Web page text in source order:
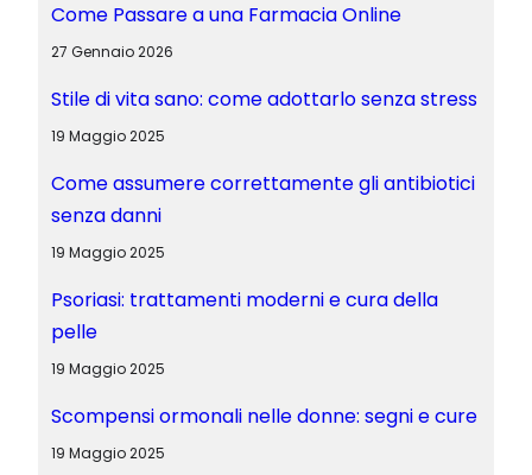
Come Passare a una Farmacia Online
27 Gennaio 2026
Stile di vita sano: come adottarlo senza stress
19 Maggio 2025
Come assumere correttamente gli antibiotici
senza danni
19 Maggio 2025
Psoriasi: trattamenti moderni e cura della
pelle
19 Maggio 2025
Scompensi ormonali nelle donne: segni e cure
19 Maggio 2025